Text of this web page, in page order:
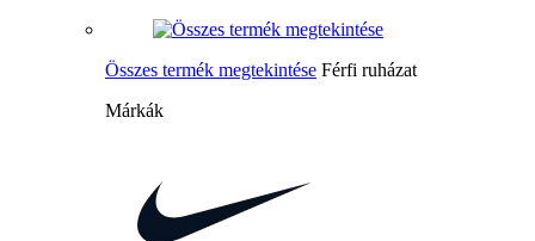
Összes termék megtekintése Férfi ruházat
Márkák